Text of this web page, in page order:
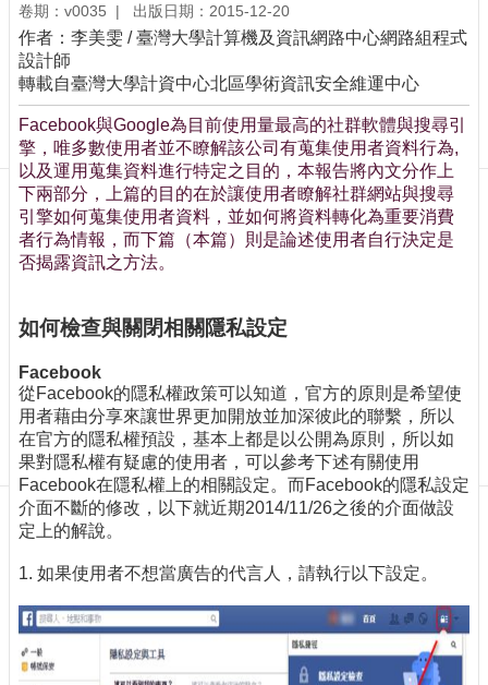
計
中
首
頁
聯
資
訊
訂
閱/
取
網
站
導
覽
最
新
消
息
關
於
們
出
版
卷期：v0035 出版日期：2015-12-20
作者：李美雯 / 臺灣大學計算機及資訊網路中心網路組程式
設計師
轉載自臺灣大學計資中心北區學術資訊安全維運中心
Facebook與Google為目前使用量最高的社群軟體與搜尋引
擎，唯多數使用者並不瞭解該公司有蒐集使用者資料行為,
以及運用蒐集資料進行特定之目的，本報告將內文分作上
下兩部分，上篇的目的在於讓使用者瞭解社群網站與搜尋
引擎如何蒐集使用者資料，並如何將資料轉化為重要消費
者行為情報，而下篇（本篇）則是論述使用者自行決定是
否揭露資訊之方法。
如何檢查與關閉相關隱私設定
Facebook
從Facebook的隱私權政策可以知道，官方的原則是希望使
用者藉由分享來讓世界更加開放並加深彼此的聯繫，所以
在官方的隱私權預設，基本上都是以公開為原則，所以如
果對隱私權有疑慮的使用者，可以參考下述有關使用
Facebook在隱私權上的相關設定。而Facebook的隱私設定
介面不斷的修改，以下就近期2014/11/26之後的介面做設
定上的解說。
1. 如果使用者不想當廣告的代言人，請執行以下設定。